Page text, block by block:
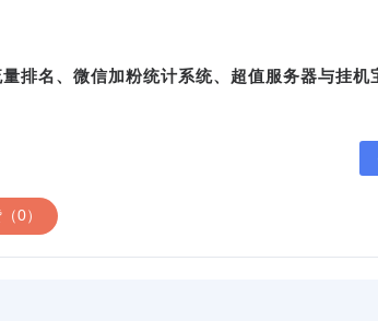
排名、微信加粉统计系统、超值服务器与挂机
0）